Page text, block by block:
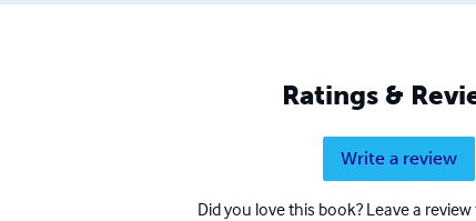
Ratings &
Write a review
Did you love this book? Leave a